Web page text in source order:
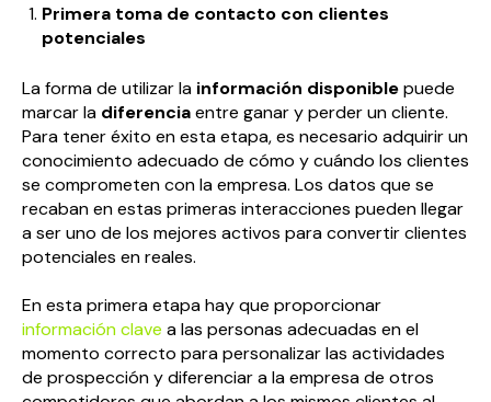
Primera toma de contacto con clientes
potenciales
La forma de utilizar la información disponiblepuede
marcar la diferenciaentre ganar y perder un cliente.
Para tener éxito en esta etapa, es necesario adquirir un
conocimiento adecuado de cómo y cuándo los clientes
se comprometen con la empresa. Los datos que se
recaban en estas primeras interacciones pueden llegar
a ser uno de los mejores activos para convertir clientes
potenciales en reales.
En esta primera etapa hay que proporcionar
información clave a las personas adecuadas en el
momento correcto para personalizar las actividades
de prospección y diferenciar a la empresa de otros